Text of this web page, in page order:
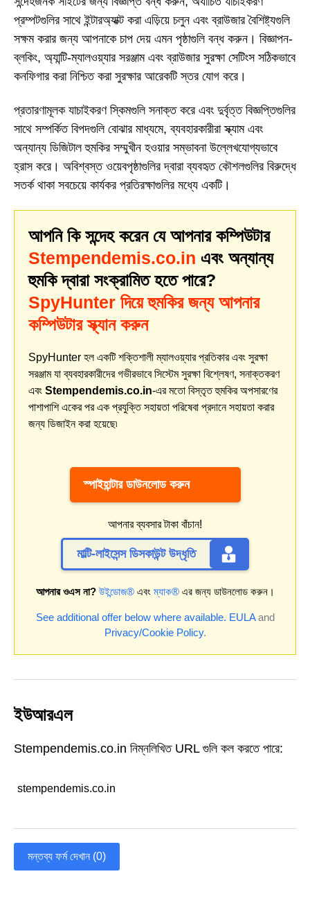
প্রম্পটগুলির সাথে ইন্টারঅ্যাক্ট করা এড়িয়ে চলুন এবং ব্রাউজার বৈশিষ্ট্যগুলি
সক্ষম করার জন্য আপনাকে চাপ দেয় এমন পৃষ্ঠাগুলি বন্ধ করুন। বিজ্ঞাপন-
ব্লকিং, অ্যান্টি-ম্যালওয়্যার সরঞ্জাম এবং ব্রাউজার সুরক্ষা সেটিংস সঠিকভাবে
কনফিগার করা নিশ্চিত করা সুরক্ষার আরেকটি স্তর যোগ করে।
প্রতারণামূলক যাচাইকরণ স্কিমগুলি সনাক্ত করে এবং দুর্বৃত্ত বিজ্ঞপ্তিগুলির
সাথে সম্পর্কিত বিপদগুলি বোঝার মাধ্যমে, ব্যবহারকারীরা স্ক্যাম এবং
অন্যান্য ডিজিটাল হুমকির সম্মুখীন হওয়ার সম্ভাবনা উল্লেখযোগ্যভাবে
হ্রাস করে। অবিশ্বস্ত ওয়েবপৃষ্ঠাগুলির দ্বারা ব্যবহৃত কৌশলগুলির বিরুদ্ধে
সতর্ক থাকা সবচেয়ে কার্যকর প্রতিরক্ষাগুলির মধ্যে একটি।
আপনি কি সন্দেহ করেন যে আপনার কম্পিউটার
Stempendemis.co.in এবং অন্যান্য
হুমকি দ্বারা সংক্রামিত হতে পারে?
SpyHunter দিয়ে হুমকির জন্য আপনার
কম্পিউটার স্ক্যান করুন
SpyHunter হল একটি শক্তিশালী ম্যালওয়্যার প্রতিকার এবং সুরক্ষা
সরঞ্জাম যা ব্যবহারকারীদের গভীরভাবে সিস্টেম সুরক্ষা বিশ্লেষণ, সনাক্তকরণ
এবং Stempendemis.co.in-এর মতো বিস্তৃত হুমকির অপসারণের
পাশাপাশি একের পর এক প্রযুক্তি সহায়তা পরিষেবা প্রদানে সহায়তা করার
জন্য ডিজাইন করা হয়েছে৷
স্পাইহান্টার ডাউনলোড করুন
আপনার ব্যবসার টাকা বাঁচান!
মাল্টি-লাইসেন্স ডিসকাউন্ট উদ্ধৃতি
আপনার ওএস না? উইন্ডোজ®এবংম্যাক®এর জন্য ডাউনলোড করুন।
See additional offer below where available. EULAand
Privacy/Cookie Policy.
ইউআরএল
Stempendemis.co.in নিম্নলিখিত URL গুলি কল করতে পারে:
stempendemis.co.in
মন্তব্য ফর্ম দেখান (0)